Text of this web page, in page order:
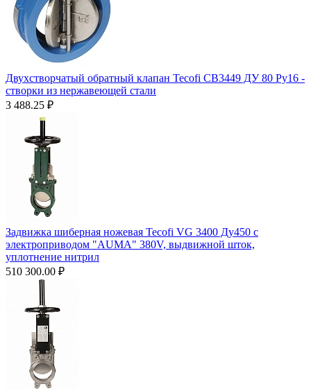
Двухстворчатый обратный клапан Tecofi CB3449 ДУ 80 Ру16 -
створки из нержавеющей стали
3 488.25 ₽
Задвижка шиберная ножевая Tecofi VG 3400 Ду450 с
электроприводом "AUMA" 380V, выдвижной шток,
уплотнение нитрил
510 300.00 ₽